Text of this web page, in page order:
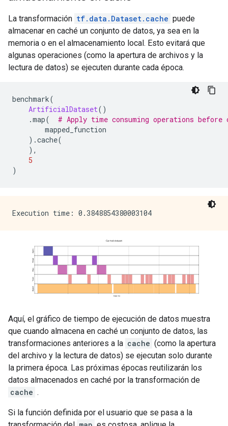
La transformación tf.data.Dataset.cache puede
almacenar en caché un conjunto de datos, ya sea en la
memoria o en el almacenamiento local. Esto evitará que
algunas operaciones (como la apertura de archivos y la
lectura de datos) se ejecuten durante cada época.
benchmark(
ArtificialDataset()
.map(
# Apply time consuming operations before
mapped_function
).cache(
),
5
)
Aquí, el gráfico de tiempo de ejecución de datos muestra
que cuando almacena en caché un conjunto de datos, las
transformaciones anteriores a la cache (como la apertura
del archivo y la lectura de datos) se ejecutan solo durante
la primera época. Las próximas épocas reutilizarán los
datos almacenados en caché por la transformación de
cache .
Si la función definida por el usuario que se pasa a la